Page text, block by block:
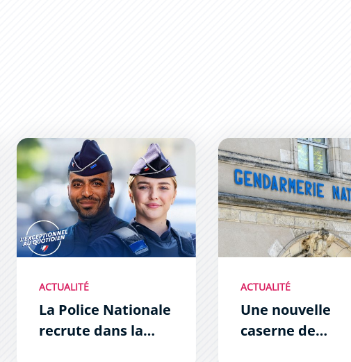
La Police Nationale recrute dans la Zone Sud
ACTUALITÉ
La Police Nationale
recrute dans la
Une nouvelle caserne de
ACTUALITÉ
Une nouvelle
caserne de